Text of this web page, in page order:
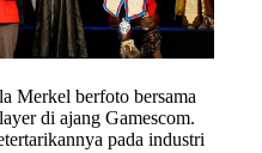
Merkel berfoto bersama
di ajang Gamescom.
pada industri